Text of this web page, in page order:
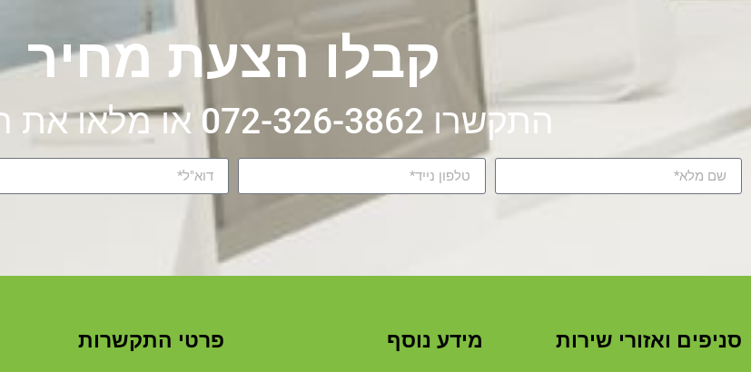
קבלו הצעת מחיר
התקשרו 072-326-3862 או מלאו את הטופס
סניפים ואזורי שירות מידע נוסף פרטי התקשרות